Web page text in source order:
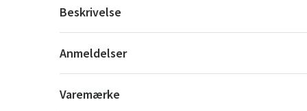
Beskrivelse
Anmeldelser
Varemærke